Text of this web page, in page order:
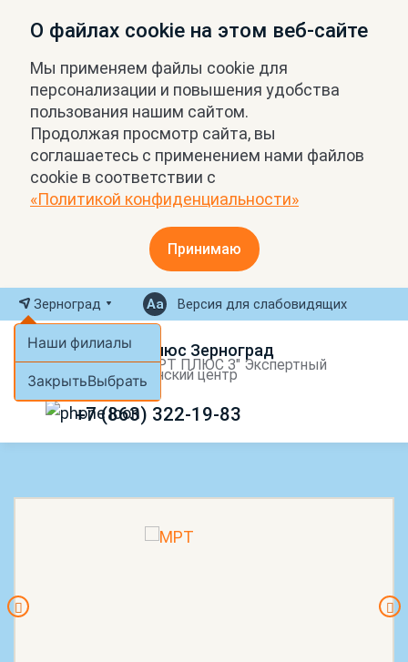
О файлах cookie на этом веб-сайте
Мы применяем файлы cookie для
персонализации и повышения удобства
пользования нашим сайтом.
Продолжая просмотр сайта, вы
соглашаетесь с применением нами файлов
cookie в соответствии с
«Политикой конфиденциальности»
Принимаю
Зерноград
Наши филиалы
ЗакрытьВыбрать
Версия для слабовидящих
МРТ Плюс Зерноград
ООО "МРТ ПЛЮС З" Экспертный
медицинский центр
+7 (863) 322-19-83